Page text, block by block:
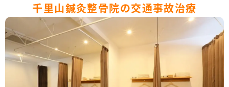
千里山鍼灸整骨院の交通事故治療